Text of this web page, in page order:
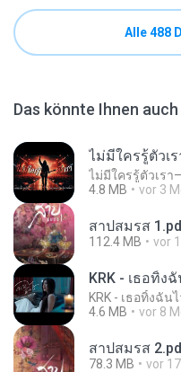
Alle 488
Das könnte Ihnen
4.8 MB
vor 3
สาปสมรส
112.4 MB vor
KRK - เธอทิ้ง
KRK - เธอทิ้งฉัน
4.6 MB
vor 8
สาปสมรส
78.3 MB vor